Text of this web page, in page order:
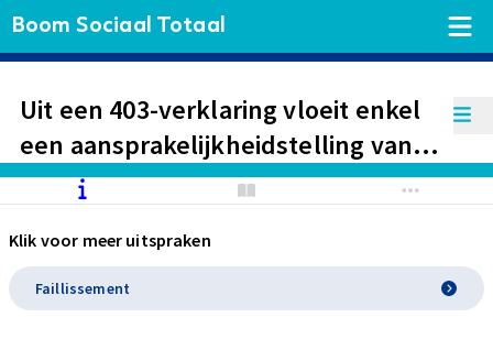
Boom Sociaal Totaal
Uit een 403-verklaring vloeit enkel
een aansprakelijkheidstelling van
de moeder voor de dochter voort.
Het voorrecht (preferente schuld in
faillissement) op de dochter, kan
niet met een 403-verklaring jegens
de moeder worden ingegroepen.
Klik voor meer uitspraken
Faillissement